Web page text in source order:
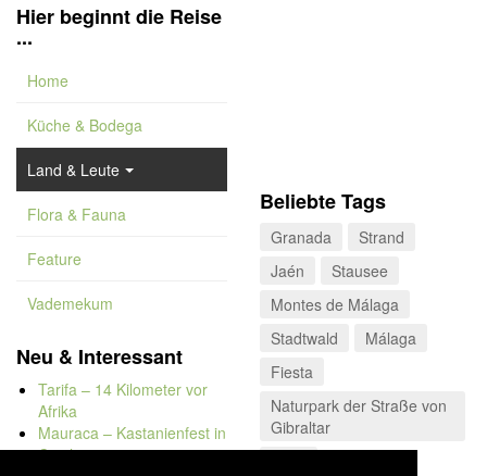
Hier beginnt die Reise
...
Home
Küche & Bodega
Land & Leute
Flora & Fauna
Feature
Vademekum
Neu & Interessant
Tarifa – 14 Kilometer vor
Afrika
Mauraca – Kastanienfest in
Capileira
Beliebte Tags
Granada
Strand
Jaén
Stausee
Montes de Málaga
Stadtwald
Málaga
Fiesta
Naturpark der Straße von
Gibraltar